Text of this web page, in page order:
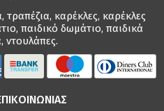
καρέκλες, καρέκλες
παιδικό δωμάτιο, παιδικά
ντουλάπες.